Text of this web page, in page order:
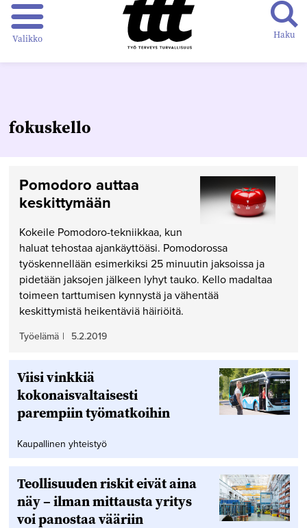
Valikko Haku
fokuskello
Pomodoro auttaa
keskittymään
Kokeile Pomodoro-tekniikkaa, kun
haluat tehostaa ajankäyttöäsi. Pomodorossa
työskennellään esimerkiksi 25 minuutin jaksoissa ja
pidetään jaksojen jälkeen lyhyt tauko. Kello madaltaa
toimeen tarttumisen kynnystä ja vähentää
keskittymistä heikentäviä häiriöitä.
Työelämä | 5.2.2019
Viisi vinkkiä
kokonaisvaltaisesti
parempiin työmatkoihin
Kaupallinen yhteistyö
Teollisuuden riskit eivät aina
näy – ilman mittausta yritys
voi panostaa vääriin